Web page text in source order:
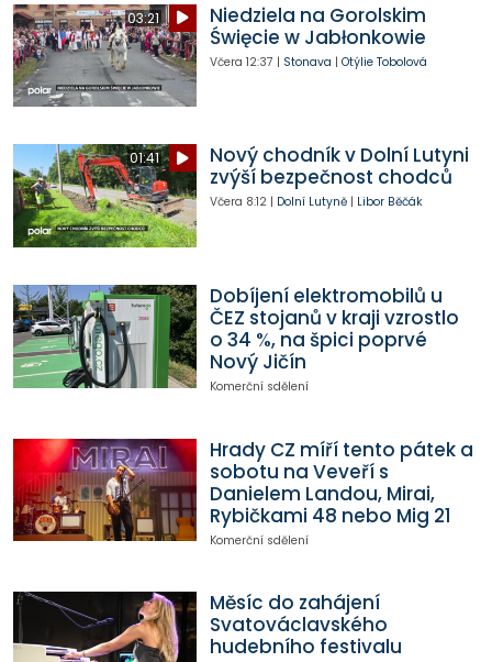
03:21
Niedziela na Gorolskim
Święcie w Jabłonkowie
Včera 12:37 | Stonava | Otýlie Tobolová
01:41
Nový chodník v Dolní Lutyni
zvýší bezpečnost chodců
Včera 8:12| Dolní Lutyně| Libor Běčák
Dobíjení elektromobilů u
ČEZ stojanů v kraji vzrostlo
o 34 %, na špici poprvé
Nový Jičín
Komerční sdělení
Hrady CZ míří tento pátek a
sobotu na Veveří s
Danielem Landou, Mirai,
Rybičkami 48 nebo Mig 21
Komerční sdělení
Měsíc do zahájení
Svatováclavského
hudebního festivalu